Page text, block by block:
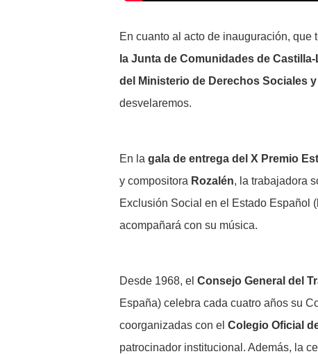
En cuanto al acto de inauguración,
la Junta de Comunidades de
del Ministerio de Derechos Sociales
desvelaremos.
En la gala de entrega del X Premio
y compositora Rozalén, la trabajadora
Exclusión Social en el Estado Español (
acompañará con su música.
Desde 1968, el Consejo General del
España) celebra cada cuatro años su
coorganizadas con el Colegio Oficial
patrocinador institucional. Además, la